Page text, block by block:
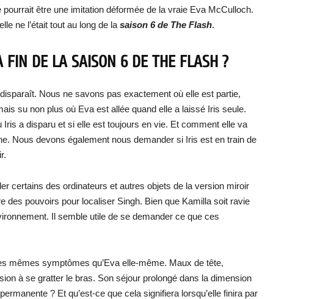
pourrait être une imitation déformée de la vraie Eva McCulloch.
ne l’était tout au long de la saison 6 de The Flash.
FIN DE LA SAISON 6 DE THE FLASH ?
Nous ne savons pas exactement où elle est partie,
su non plus où Eva est allée quand elle a laissé Iris seule.
a disparu et si elle est toujours en vie. Et comment elle va
Nous devons également nous demander si Iris est en train de
certains des ordinateurs et autres objets de la version miroir
des pouvoirs pour localiser Singh. Bien que Kamilla soit ravie
Il semble utile de se demander ce que ces
mêmes symptômes qu’Eva elle-même. Maux de tête,
à se gratter le bras. Son séjour prolongé dans la dimension
? Et qu’est-ce que cela signifiera lorsqu’elle finira par